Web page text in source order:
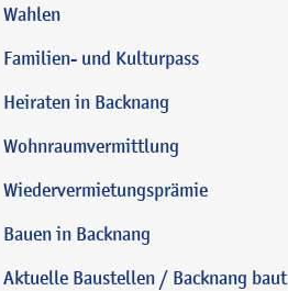
Wahlen
Familien- und Kulturpass
Heiraten in Backnang
Wohnraumvermittlung
Wiedervermietungsprämie
Bauen in Backnang
Aktuelle Baustellen / Backnang baut